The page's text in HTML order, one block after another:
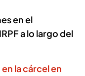
en el
a lo largo del
la cárcel en